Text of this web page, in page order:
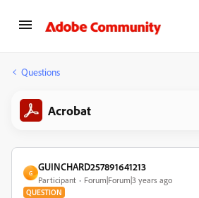
Questions
Acrobat
G
GUINCHARD257891641213
Participant Forum|Forum|3 years ago
QUESTION